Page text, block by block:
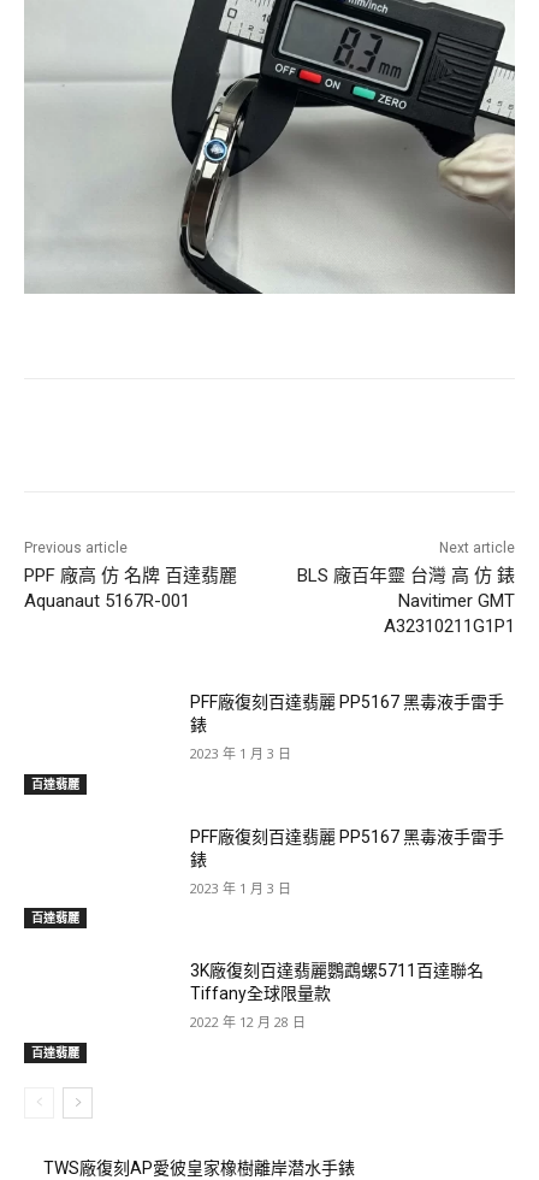
Previous article
PPF 廠高 仿 名牌 百達翡麗
Aquanaut 5167R-001
Next article
BLS 廠百年靈 台灣 高 仿 錶
Navitimer GMT
A32310211G1P1
百達翡麗
PFF廠復刻百達翡麗 PP5167 黑毒液手雷手
錶
2023 年 1 月 3 日
百達翡麗
PFF廠復刻百達翡麗 PP5167 黑毒液手雷手
錶
2023 年 1 月 3 日
百達翡麗
3K廠復刻百達翡麗鸚鵡螺5711百達聯名
Tiffany全球限量款
2022 年 12 月 28 日
TWS廠復刻AP愛彼皇家橡樹離岸潜水手錶